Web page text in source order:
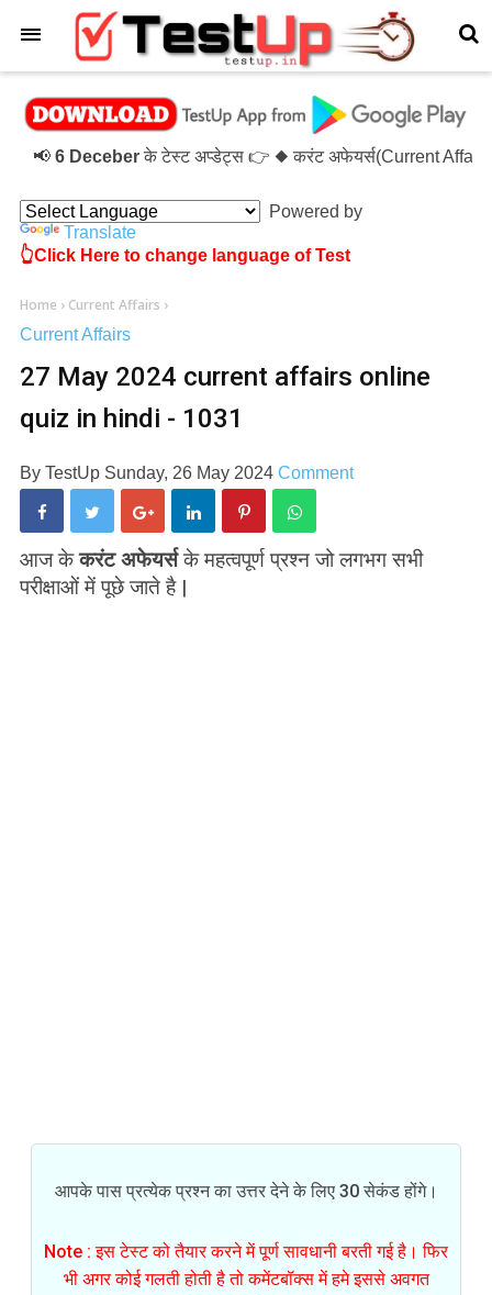
6 Deceberके टेस्ट अप्डेट्स 👉 ◆ करंट अफेयर्स(Current Affairs)-
Powered by
Translate
👆Click Here to change language of Test
Home › Current Affairs ›
Current Affairs
27 May 2024 current affairs online
quiz in hindi - 1031
By TestUp Sunday, 26 May 2024 Comment
आज केकरंट अफेयर्सके महत्वपूर्ण प्रश्न जो लगभग सभी
परीक्षाओं में पूछे जाते है |
आपके पास प्रत्येक प्रश्न का उत्तर देने के लिए 30 सेकंड होंगे।
Note : इस टेस्ट को तैयार करने में पूर्ण सावधानी बरती गई है। फिर
भी अगर कोई गलती होती है तो कमेंटबॉक्स में हमे इससे अवगत